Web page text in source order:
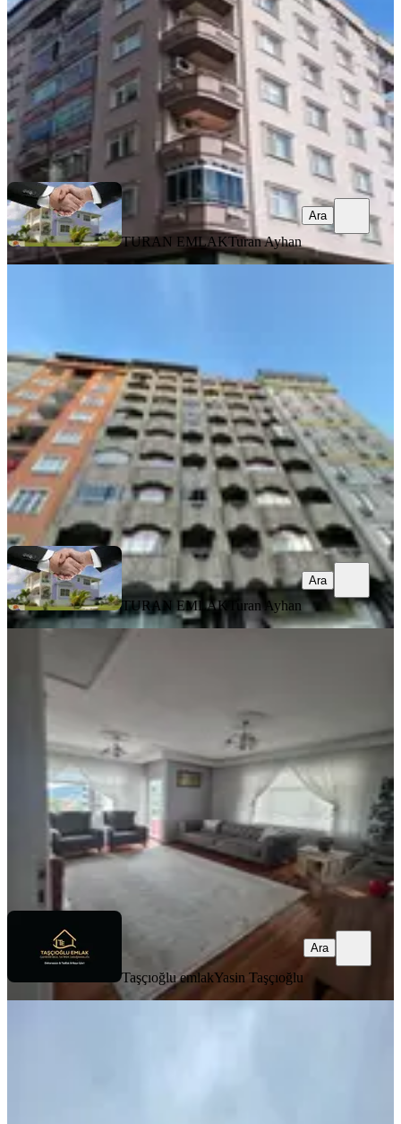
3+1· 160 m²·3. Kat· 01.08.2026
6.500.000 ₺
TURAN EMLAK Turan Ayhan
Ara
TURAN EMLAKTuran Ayhan
Ara
3+1·140 m²·4. Kat·01.08.2026
4.850.000 ₺
TURAN EMLAKTuran Ayhan
TURAN EMLAK Turan Ayhan
Ara
Taşçioğlu Emlaktan Satılık Uygun
Merkez, Tophane Mahallesi
3+1 · 6. Kat·01.08.2026
3.750.000 ₺
Taşçıoğlu emlakYasin Taşçıoğlu
Taşçıoğlu emlakYasin Taşçıoğlu
Ara